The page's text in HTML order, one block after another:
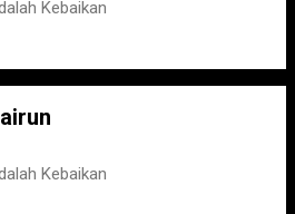
Kebaikan
Kebaikan